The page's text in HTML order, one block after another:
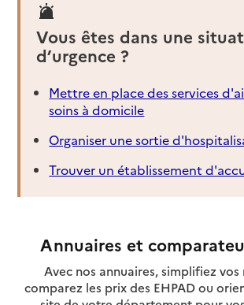
Vous êtes dans une
d’urgence ?
Mettre en place des services
soins à domicile
Organiser une sortie
Trouver un établissement
Annuaires et
Avec nos annuaires, simplifiez vos
comparez les prix des EHPAD ou